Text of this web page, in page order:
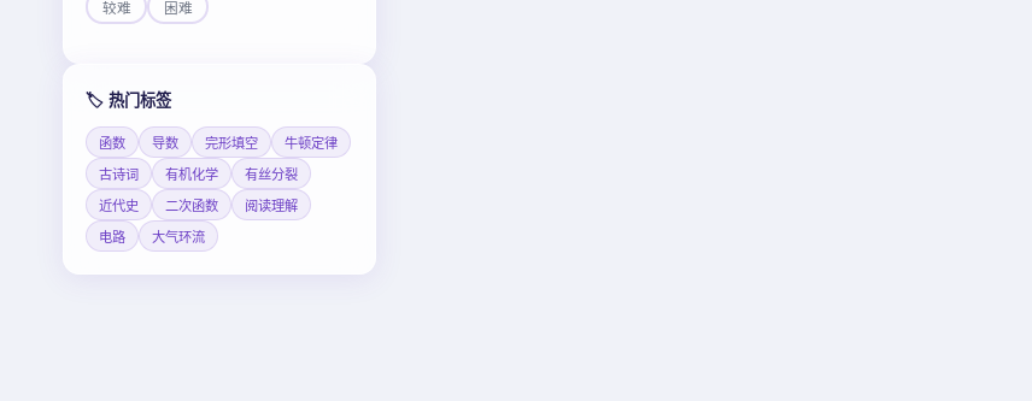
较难
困难
🏷️ 热门标签
函数 导数 完形填空
牛顿定律
古诗词
有机化学
有丝分裂
近代史
二次函数
阅读理解
电路
大气环流